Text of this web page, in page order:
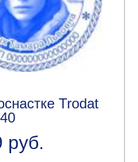
Trodat
руб.